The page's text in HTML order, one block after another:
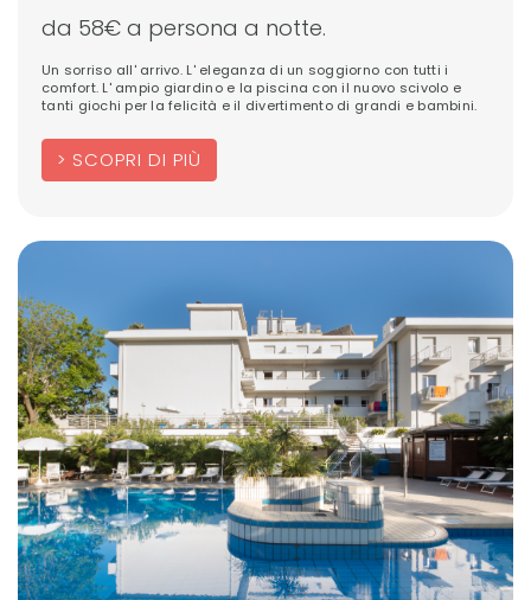
da 58€ a persona a notte.
Un sorriso all' arrivo. L' eleganza di un soggiorno con tutti i
comfort. L' ampio giardino e la piscina con il nuovo scivolo e
tanti giochi per la felicità e il divertimento di grandi e bambini.
SCOPRI DI PIÙ